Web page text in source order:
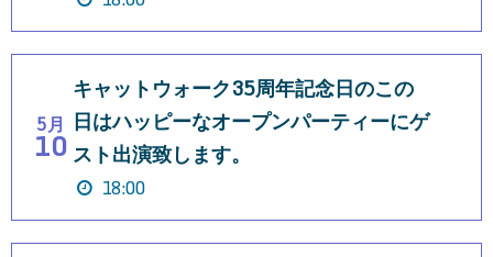
5月
10
キャットウォーク35周年記念日のこの
日はハッピーなオープンパーティーにゲ
スト出演致します。
18:00